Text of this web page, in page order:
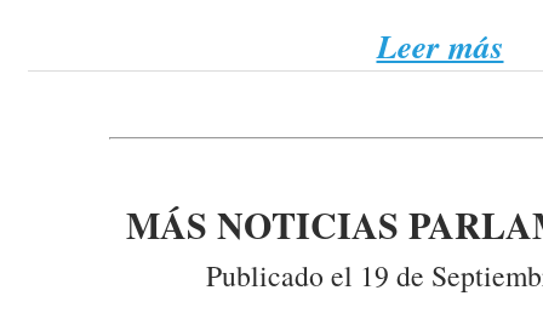
Leer más
MÁS NOTICIAS
Publicado el 19 de